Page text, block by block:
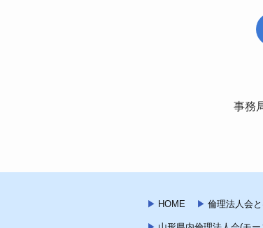
事務
HOME 倫理法人会